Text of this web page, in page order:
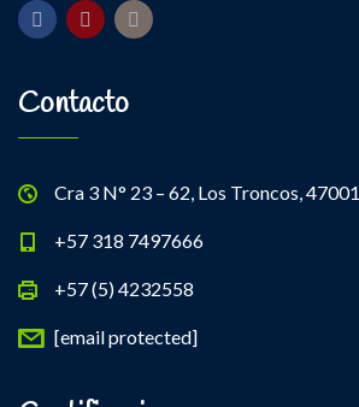
Contacto
Cra 3 N° 23 – 62, Los Troncos, 47001
+57 318 7497666
+57 (5) 4232558
[email protected]